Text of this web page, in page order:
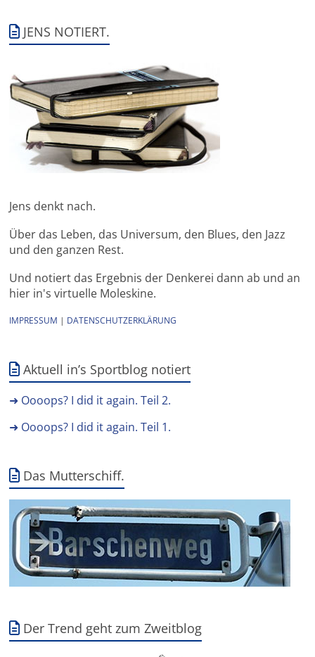
JENS NOTIERT.
Jens denkt nach.
Über das Leben, das Universum, den Blues, den Jazz
und den ganzen Rest.
Und notiert das Ergebnis der Denkerei dann ab und an
hier in's virtuelle Moleskine.
IMPRESSUM | DATENSCHUTZERKLÄRUNG
Aktuell in’s Sportblog notiert
➜ Oooops? I did it again. Teil 2.
➜ Oooops? I did it again. Teil 1.
Das Mutterschiff.
Der Trend geht zum Zweitblog